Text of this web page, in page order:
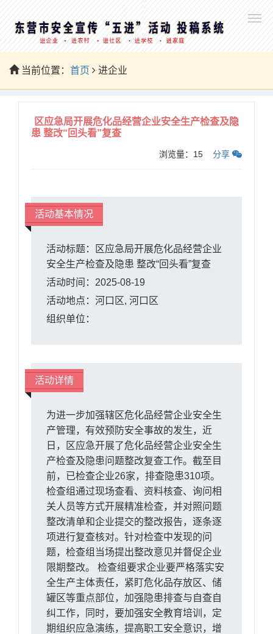
当前位置： 首页 进企业
区应急局开展危化品经营企业安全生产检查及隐
患 整改“回头看”复查
浏览量： 15 分享
活动基本情况
活动标题：区应急局开展危化品经营企业
安全生产检查及隐患 整改“回头看”复查
活动时间：2025-08-19
活动地点：河口区, 河口区
组织单位：
活动详情
为进一步加强辖区危化品经营企业安全生
产管理，有效预防安全事故的发生，近
日，区应急开展了危化品经营企业安全生
产检查及隐患问题整改复查工作。截至目
前，已检查企业26家，排查隐患310项。
检查组通过现场查看、资料核查、询问相
关人员等方式开展精准检查，并对照问题
整改清单和企业提交的整改报告，逐条逐
项进行复查核对。针对检查中发现的问
题，检查组当场提出整改意见并督促企业
限期整改。 检查组要求企业要严格落实安
全生产主体责任，紧盯危化品存放区、储
罐区等重点部位，加强隐患排查与自查自
纠工作，同时，要加强安全教育培训，定
期组织应急演练，提高职工安全意识，增